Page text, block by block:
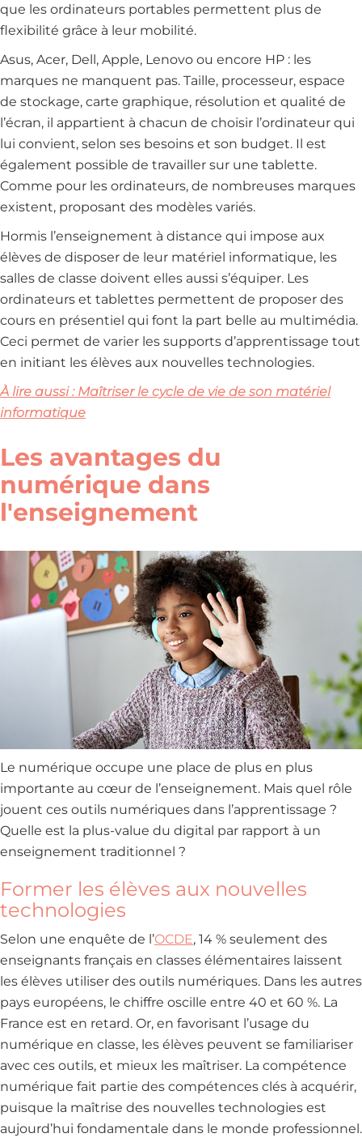
que les ordinateurs portables permettent plus de
flexibilité grâce à leur mobilité.
Asus, Acer, Dell, Apple, Lenovo ou encore HP : les
marques ne manquent pas. Taille, processeur, espace
de stockage, carte graphique, résolution et qualité de
l’écran, il appartient à chacun de choisir l’ordinateur qui
lui convient, selon ses besoins et son budget. Il est
également possible de travailler sur une tablette.
Comme pour les ordinateurs, de nombreuses marques
existent, proposant des modèles variés.
Hormis l’enseignement à distance qui impose aux
élèves de disposer de leur matériel informatique, les
salles de classe doivent elles aussi s’équiper. Les
ordinateurs et tablettes permettent de proposer des
cours en présentiel qui font la part belle au multimédia.
Ceci permet de varier les supports d’apprentissage tout
en initiant les élèves aux nouvelles technologies.
À lire aussi : Maîtriser le cycle de vie de son matériel
informatique
Les avantages du
numérique dans
l'enseignement
Le numérique occupe une place de plus en plus
importante au cœur de l’enseignement. Mais quel rôle
jouent ces outils numériques dans l’apprentissage ?
Quelle est la plus-value du digital par rapport à un
enseignement traditionnel ?
Former les élèves aux nouvelles
technologies
Selon une enquête de l’OCDE, 14 % seulement des
enseignants français en classes élémentaires laissent
les élèves utiliser des outils numériques. Dans les autres
pays européens, le chiffre oscille entre 40 et 60 %. La
France est en retard. Or, en favorisant l’usage du
numérique en classe, les élèves peuvent se familiariser
avec ces outils, et mieux les maîtriser. La compétence
numérique fait partie des compétences clés à acquérir,
puisque la maîtrise des nouvelles technologies est
aujourd’hui fondamentale dans le monde professionnel.